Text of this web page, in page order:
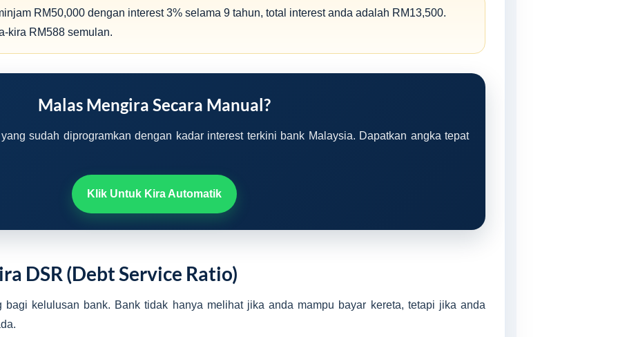
RM50,000 dengan interest 3% selama 9 tahun, total interest anda adalah RM13,500.
kira RM588 semulan.
Malas Mengira Secara Manual?
sudah diprogramkan dengan kadar interest terkini bank Malaysia. Dapatkan angka tepat
Klik Untuk Kira Automatik
DSR (Debt Service Ratio)
bagi kelulusan bank. Bank tidak hanya melihat jika anda mampu bayar kereta, tetapi jika anda